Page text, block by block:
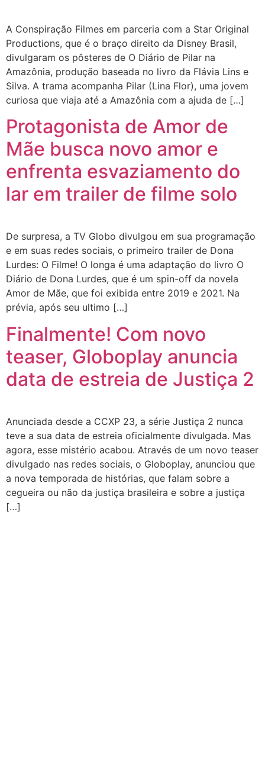
A Conspiração Filmes em parceria com a Star Original
Productions, que é o braço direito da Disney Brasil,
divulgaram os pôsteres de O Diário de Pilar na
Amazônia, produção baseada no livro da Flávia Lins e
Silva. A trama acompanha Pilar (Lina Flor), uma jovem
curiosa que viaja até a Amazônia com a ajuda de […]
Protagonista de Amor de
Mãe busca novo amor e
enfrenta esvaziamento do
lar em trailer de filme solo
De surpresa, a TV Globo divulgou em sua programação
e em suas redes sociais, o primeiro trailer de Dona
Lurdes: O Filme! O longa é uma adaptação do livro O
Diário de Dona Lurdes, que é um spin-off da novela
Amor de Mãe, que foi exibida entre 2019 e 2021. Na
prévia, após seu ultimo […]
Finalmente! Com novo
teaser, Globoplay anuncia
data de estreia de Justiça 2
Anunciada desde a CCXP 23, a série Justiça 2 nunca
teve a sua data de estreia oficialmente divulgada. Mas
agora, esse mistério acabou. Através de um novo teaser
divulgado nas redes sociais, o Globoplay, anunciou que
a nova temporada de histórias, que falam sobre a
cegueira ou não da justiça brasileira e sobre a justiça
[…]